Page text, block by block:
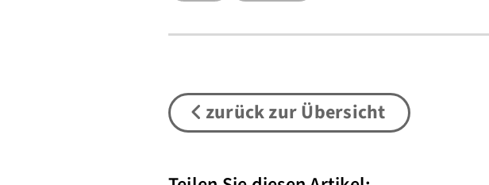
zurück zur Übersicht